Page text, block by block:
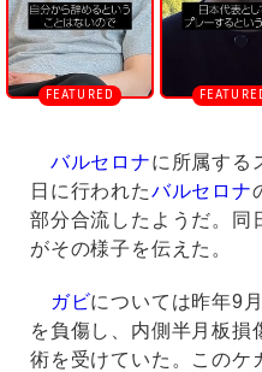
バルセロナに所属する
日に行われたバルセロナ
部分合流したようだ。同
がその様子を伝えた。
ガビについては昨年9
を負傷し、内側半月板損
術を受けていた。このケ